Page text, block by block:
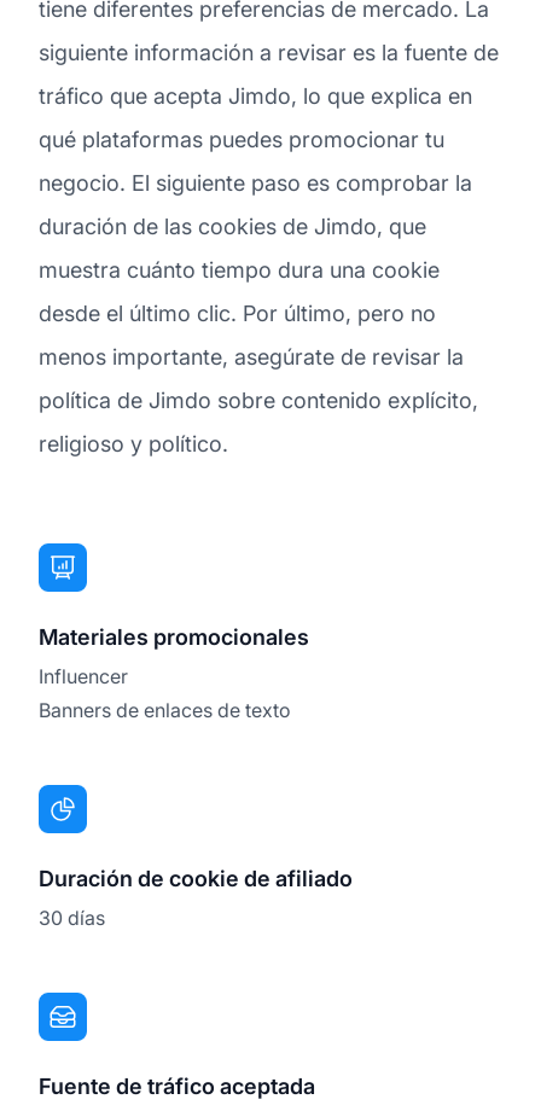
tiene diferentes preferencias de mercado. La
siguiente información a revisar es la fuente de
tráfico que acepta Jimdo, lo que explica en
qué plataformas puedes promocionar tu
negocio. El siguiente paso es comprobar la
duración de las cookies de Jimdo, que
muestra cuánto tiempo dura una cookie
desde el último clic. Por último, pero no
menos importante, asegúrate de revisar la
política de Jimdo sobre contenido explícito,
religioso y político.
Materiales promocionales
Influencer
Banners de enlaces de texto
Duración de cookie de afiliado
30 días
Fuente de tráfico aceptada